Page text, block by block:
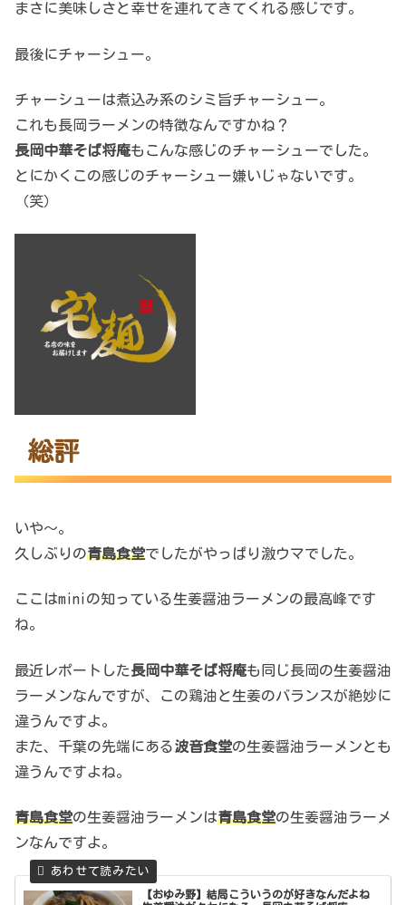
まさに美味しさと幸せを連れてきてくれる感じです。
最後にチャーシュー。
チャーシューは煮込み系のシミ旨チャーシュー。
これも長岡ラーメンの特徴なんですかね？
長岡中華そば将庵もこんな感じのチャーシューでした。
とにかくこの感じのチャーシュー嫌いじゃないです。
（笑）
総評
いや～。
久しぶりの青島食堂でしたがやっぱり激ウマでした。
ここはminiの知っている生姜醤油ラーメンの最高峰です
ね。
最近レポートした長岡中華そば将庵も同じ長岡の生姜醤油
ラーメンなんですが、この鶏油と生姜のバランスが絶妙に
違うんですよ。
また、千葉の先端にある波音食堂の生姜醤油ラーメンとも
違うんですよね。
青島食堂の生姜醤油ラーメンは青島食堂の生姜醤油ラーメ
ンなんですよ。
【おゆみ野】結局こういうのが好きなんだよね